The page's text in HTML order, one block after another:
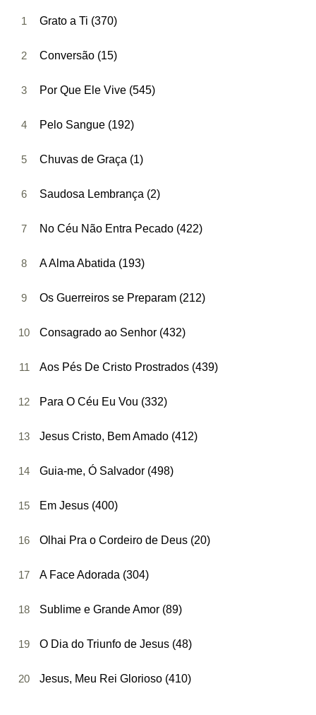
1 Grato a Ti (370)
2 Conversão (15)
3 Por Que Ele Vive (545)
4 Pelo Sangue (192)
5 Chuvas de Graça (1)
6 Saudosa Lembrança (2)
7 No Céu Não Entra Pecado (422)
8 A Alma Abatida (193)
9 Os Guerreiros se Preparam (212)
10 Consagrado ao Senhor (432)
11 Aos Pés De Cristo Prostrados (439)
12 Para O Céu Eu Vou (332)
13 Jesus Cristo, Bem Amado (412)
14 Guia-me, Ó Salvador (498)
15 Em Jesus (400)
16 Olhai Pra o Cordeiro de Deus (20)
17 A Face Adorada (304)
18 Sublime e Grande Amor (89)
19 O Dia do Triunfo de Jesus (48)
20 Jesus, Meu Rei Glorioso (410)